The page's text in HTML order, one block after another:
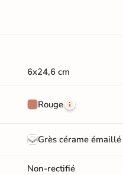
6x24,6 cm
Rouge
Grès cérame émaillé
Non-rectifié